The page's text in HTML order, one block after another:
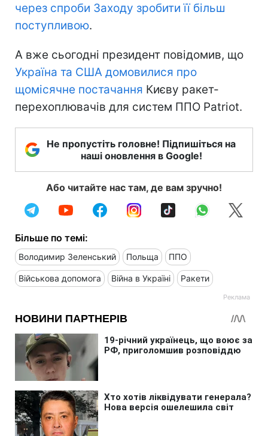
через спроби Заходу зробити її більш
поступливою.
А вже сьогодні президент повідомив, що
Україна та США домовилися про
щомісячне постачання Києву ракет-
перехоплювачів для систем ППО Patriot.
Не пропустіть головне! Підпишіться на
наші оновлення в Google!
Або читайте нас там, де вам зручно!
Більше по темі:
Володимир Зеленський Польща ППО
Військова допомога Війна в Україні Ракети